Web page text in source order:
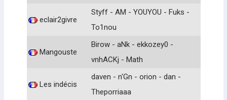
eclair2givre
Styff - AM - YOUYOU - Fuks -
To1nou
Mangouste
Birow - aNk - ekkozey0 -
vnhACKj - Math
Les indécis
daven - n'Gn - orion - dan -
Theporriaaa